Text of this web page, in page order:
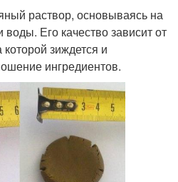
раствор, основываясь на
Его качество зависит от
зиждется и
ингредиентов.